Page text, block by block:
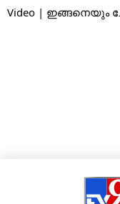
Video | ഇങ്ങനെയും